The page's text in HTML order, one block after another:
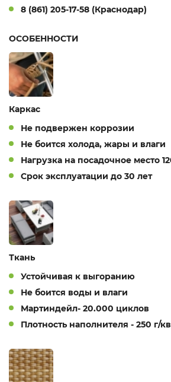
8 (861) 205-17-58 (Краснодар)
ОСОБЕННОСТИ
Каркас
Не подвержен коррозии
Не боится холода, жары и влаги
Нагрузка на посадочное место
Срок эксплуатации до 30 лет
Ткань
Устойчивая к выгоранию
Не боится воды и влаги
Мартиндейл- 20.000 циклов
Плотность наполнителя - 250 г/